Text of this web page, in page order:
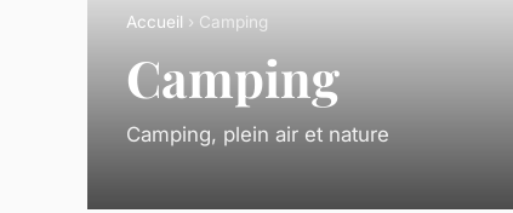
Accueil › Camping
Camping
Camping, plein air et nature